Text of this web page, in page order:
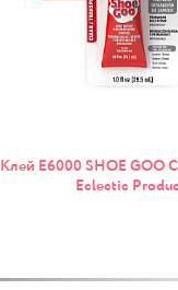
Клей E6000 SHOE GOO
Eclectic